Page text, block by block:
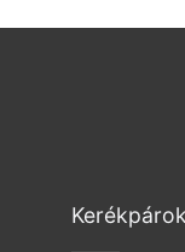
Kerékpárok